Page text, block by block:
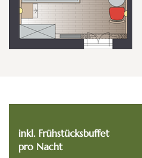
inkl. Frühstücksbuffet
pro Nacht